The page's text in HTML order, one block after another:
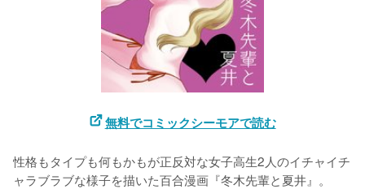
無料でコミックシーモアで読む
性格もタイプも何もかもが正反対な女子高生2人のイチャイチ
ャラブラブな様子を描いた百合漫画『冬木先輩と夏井』。